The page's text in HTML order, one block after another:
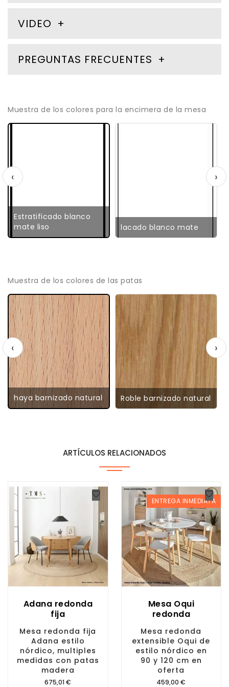
VIDEO
PREGUNTAS FRECUENTES
Muestra de los colores para la encimera de la mesa
Estratificado blanco
mate liso
lacado blanco mate
‹ ›
Muestra de los colores de las patas
haya barnizado natural Roble barnizado natural
‹ ›
ARTÍCULOS RELACIONADOS
Adana redonda
fija
Mesa redonda fija
Adana estilo
nórdico, multiples
medidas con patas
madera
Precio
675,01 €
ENTREGA INMEDIATA
Mesa Oqui
redonda
Mesa redonda
extensible Oqui de
estilo nórdico en
90 y 120 cm en
oferta
Precio
459,00 €